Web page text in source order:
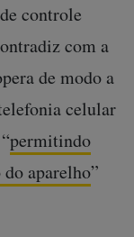
controle
com a
de modo a
celular
permitindo
aparelho”